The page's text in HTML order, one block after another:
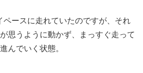
ペースに走れていたのですが、それ
思うように動かず、まっすぐ走って
んでいく状態。